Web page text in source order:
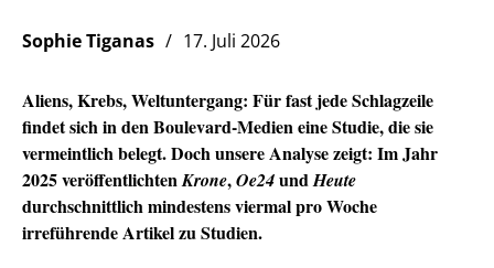
Sophie Tiganas 17. Juli 2026
Aliens, Krebs, Weltuntergang: Für fast jede Schlagzeile
findet sich in den Boulevard-Medien eine Studie, die sie
vermeintlich belegt. Doch unsere Analyse zeigt: Im Jahr
2025 veröffentlichtenKrone,Oe24undHeute
durchschnittlich mindestens viermal pro Woche
irreführende Artikel zu Studien.